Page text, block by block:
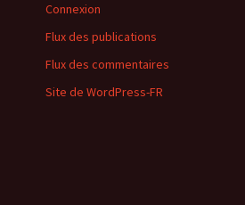
Connexion
Flux des publications
Flux des commentaires
Site de WordPress-FR